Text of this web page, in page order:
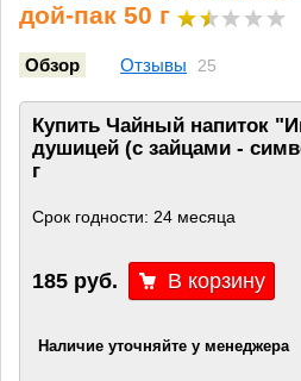
дой-пак 50 г
Обзор Отзывы 25
Купить Чайный напиток
душицей (с зайцами -
г
Срок годности: 24 месяца
185 руб.
Наличие уточняйте у менеджера